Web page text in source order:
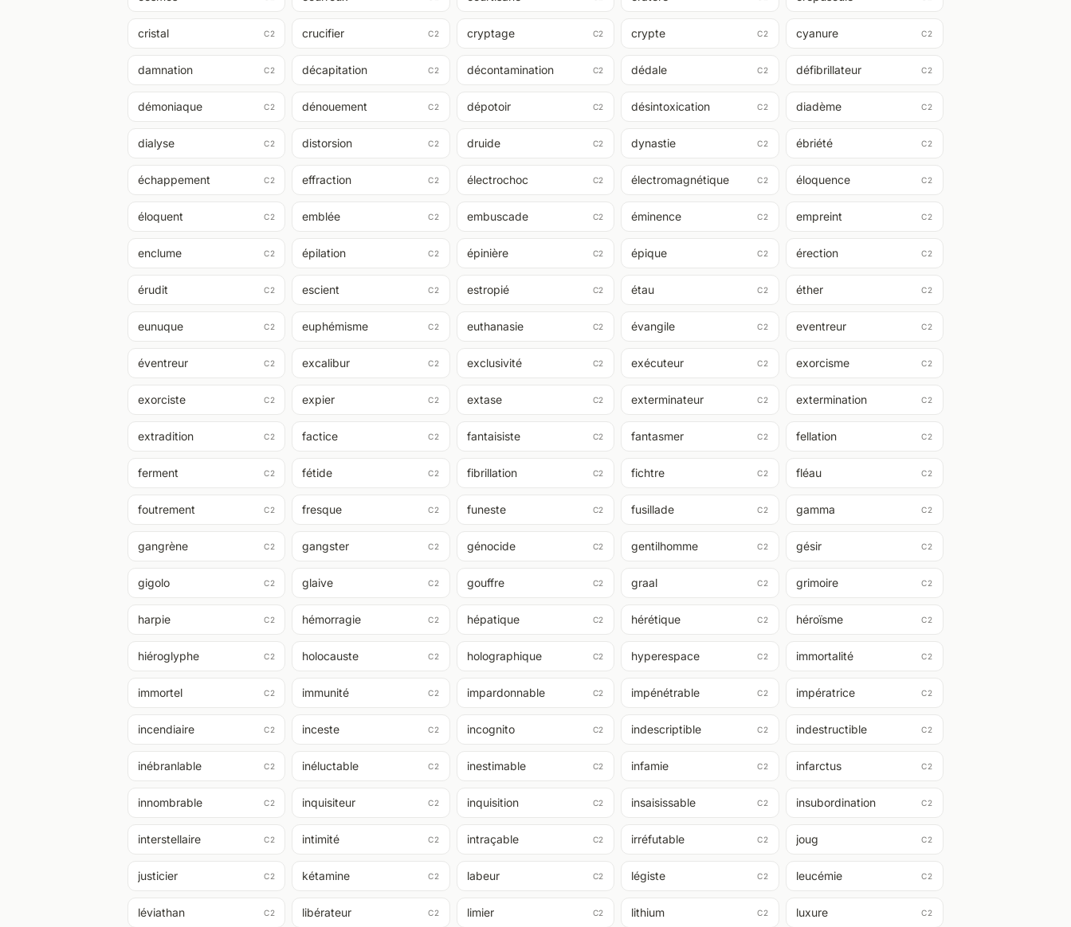
cristal C2 crucifier C2 cryptage C2 crypte C2 cyanure C2
damnation C2 décapitation C2 décontamination C2 dédale C2 défibrillateur C2
démoniaque C2 dénouement C2 dépotoir C2 désintoxication C2 diadème C2
dialyse C2 distorsion C2 druide C2 dynastie C2 ébriété C2
échappement C2 effraction C2 électrochoc C2 électromagnétique C2 éloquence C2
éloquent C2 emblée C2 embuscade C2 éminence C2 empreint C2
enclume C2 épilation C2 épinière C2 épique C2 érection C2
érudit C2 escient C2 estropié C2 étau C2 éther C2
eunuque C2 euphémisme C2 euthanasie C2 évangile C2 eventreur C2
éventreur C2 excalibur C2 exclusivité C2 exécuteur C2 exorcisme C2
exorciste C2 expier C2 extase C2 exterminateur C2 extermination C2
extradition C2 factice C2 fantaisiste C2 fantasmer C2 fellation C2
ferment C2 fétide C2 fibrillation C2 fichtre C2 fléau C2
foutrement C2 fresque C2 funeste C2 fusillade C2 gamma C2
gangrène C2 gangster C2 génocide C2 gentilhomme C2 gésir C2
gigolo C2 glaive C2 gouffre C2 graal C2 grimoire C2
harpie C2 hémorragie C2 hépatique C2 hérétique C2 héroïsme C2
hiéroglyphe C2 holocauste C2 holographique C2 hyperespace C2 immortalité C2
immortel C2 immunité C2 impardonnable C2 impénétrable C2 impératrice C2
incendiaire C2 inceste C2 incognito C2 indescriptible C2 indestructible C2
inébranlable C2 inéluctable C2 inestimable C2 infamie C2 infarctus C2
innombrable C2 inquisiteur C2 inquisition C2 insaisissable C2 insubordination C2
interstellaire C2 intimité C2 intraçable C2 irréfutable C2 joug C2
justicier C2 kétamine C2 labeur C2 légiste C2 leucémie C2
léviathan C2 libérateur C2 limier C2 lithium C2 luxure C2